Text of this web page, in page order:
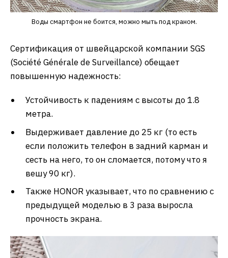
Воды смартфон не боится, можно мыть под краном.
Сертификация от швейцарской компании SGS
(Société Générale de Surveillance) обещает
повышенную надежность:
Устойчивость к падениям с высоты до 1.8
метра.
Выдерживает давление до 25 кг (то есть
если положить телефон в задний карман и
сесть на него, то он сломается, потому что я
вешу 90 кг).
Также HONOR указывает, что по сравнению с
предыдущей моделью в 3 раза выросла
прочность экрана.